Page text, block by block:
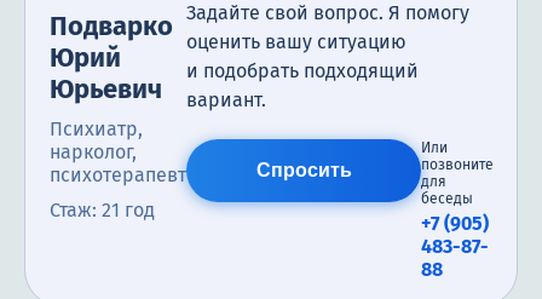
Подварко
Юрий
Юрьевич
Психиатр,
нарколог,
психотерапевт
Стаж: 21 год
Задайте свой вопрос. Я помогу
оценить вашу ситуацию
и подобрать подходящий
вариант.
Спросить
Или
позвоните
для
беседы
+7 (905)
483-87-
88